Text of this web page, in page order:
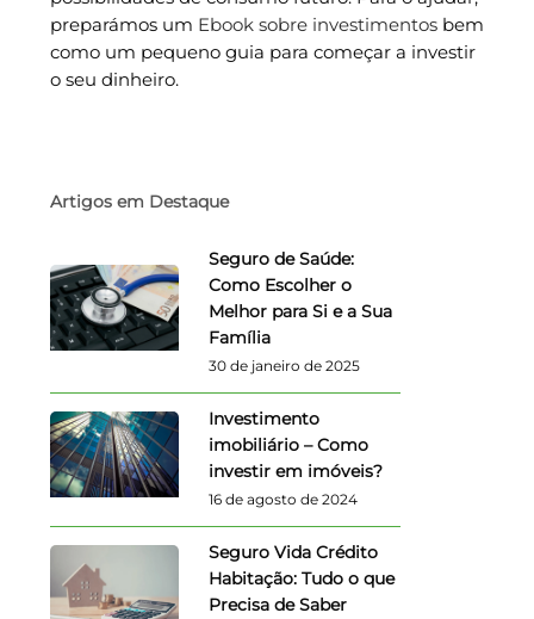
preparámos um Ebook sobre investimentosbem
como um pequeno guia para começar a investir
o seu dinheiro.
Artigos em Destaque
Seguro de Saúde:
Como Escolher o
Melhor para Si e a Sua
Família
30 de janeiro de 2025
Investimento
imobiliário – Como
investir em imóveis?
16 de agosto de 2024
Seguro Vida Crédito
Habitação: Tudo o que
Precisa de Saber